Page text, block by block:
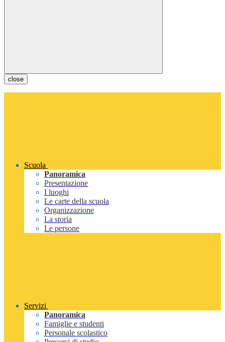
close
Scuola
Panoramica
Presentazione
I luoghi
Le carte della scuola
Organizzazione
La storia
Le persone
Servizi
Panoramica
Famiglie e studenti
Personale scolastico